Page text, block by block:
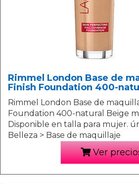
Rimmel London Base de
Finish Foundation 400-
Rimmel London Base de
Foundation 400-natural Beige
Disponible en talla para mujer.
Belleza > Base de maquillaje
Ver